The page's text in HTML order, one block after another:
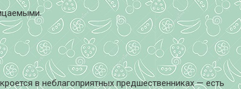
в неблагоприятных предшественниках — есть